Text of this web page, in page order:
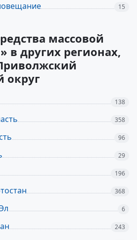
15
массовой
других регионах,
округ
138
358
96
29
196
368
6
243